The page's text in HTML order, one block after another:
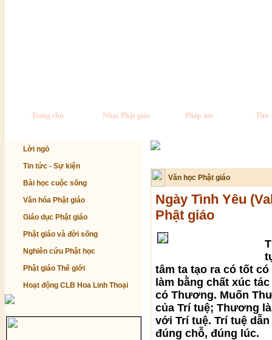
Trang chủ Nhạc Phật giáo Pháp âm Thơ
Lời ngỏ
Tin tức - Sự kiện
Bài học cuộc sống
Văn hóa Phật giáo
Giáo dục Phật giáo
Phật giáo và đời sống
Nghiên cứu Phật học
Phật giáo Thế giới
Hoạt động CLB Hoa Linh Thoại
Văn học Phật giáo
Ngày Tình Yêu
Phật giáo
tâm ta tạo ra có tốt
làm bằng chất xúc
có Thương. Muốn
của Trí tuệ; Thương
với Trí tuệ. Trí tuệ
đúng chỗ, đúng lúc.